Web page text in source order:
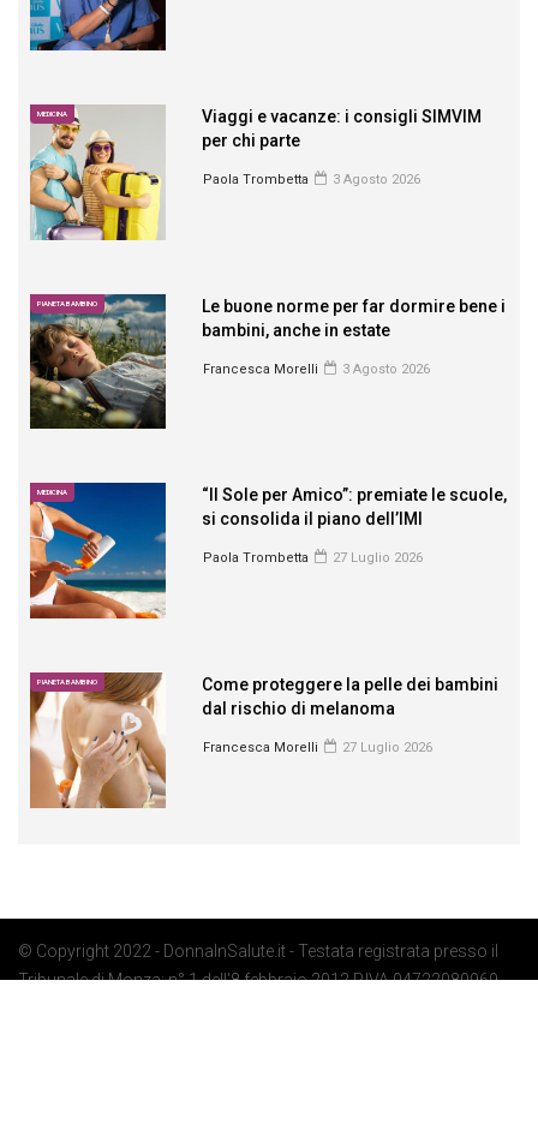
MEDICINA
Viaggi e vacanze: i consigli SIMVIM
per chi parte
Paola Trombetta 3 Agosto 2026
PIANETA BAMBINO
Le buone norme per far dormire bene i
bambini, anche in estate
Francesca Morelli 3 Agosto 2026
MEDICINA
“Il Sole per Amico”: premiate le scuole,
si consolida il piano dell’IMI
Paola Trombetta 27 Luglio 2026
PIANETA BAMBINO
Come proteggere la pelle dei bambini
dal rischio di melanoma
Francesca Morelli 27 Luglio 2026
© Copyright 2022 - DonnaInSalute.it - Testata registrata presso il
Tribunale di Monza: n° 1 dell'8 febbraio 2012 P.IVA 04722080969 -